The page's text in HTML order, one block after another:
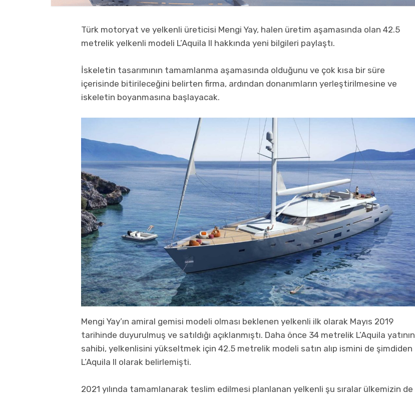
Türk motoryat ve yelkenli üreticisi Mengi Yay, halen üretim aşamasında olan 42.5
metrelik yelkenli modeli L’Aquila II hakkında yeni bilgileri paylaştı.
İskeletin tasarımının tamamlanma aşamasında olduğunu ve çok kısa bir süre
içerisinde bitirileceğini belirten firma, ardından donanımların yerleştirilmesine ve
iskeletin boyanmasına başlayacak.
Mengi Yay’ın amiral gemisi modeli olması beklenen yelkenli ilk olarak Mayıs 2019
tarihinde duyurulmuş ve satıldığı açıklanmıştı. Daha önce 34 metrelik L’Aquila yatının
sahibi, yelkenlisini yükseltmek için 42.5 metrelik modeli satın alıp ismini de şimdiden
L’Aquila II olarak belirlemişti.
2021 yılında tamamlanarak teslim edilmesi planlanan yelkenli şu sıralar ülkemizin de